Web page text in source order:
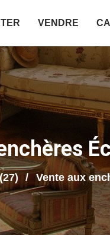
VENDRE
Vente aux